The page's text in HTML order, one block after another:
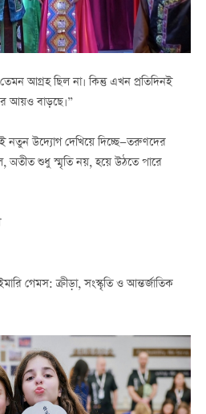
আগ্রহ ছিল না। কিন্তু এখন প্রতিদিনই
আয়ও বাড়ছে।”
নতুন উদ্যোগ দেখিয়ে দিচ্ছে—তরুণদের
শুধু স্মৃতি নয়, হয়ে উঠতে পারে
গেমস: ক্রীড়া, সংস্কৃতি ও আন্তর্জাতিক